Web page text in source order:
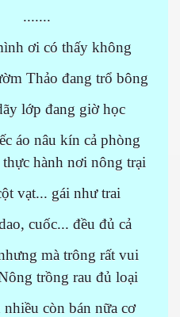
.......
ơi có thấy không
Thảo đang trổ bông
lớp đang giờ học
áo nâu kín cả phòng
hành nơi nông trại
vạt... gái như trai
cuốc... đều đủ cả
mà trông rất vui
trồng rau đủ loại
còn bán nữa cơ